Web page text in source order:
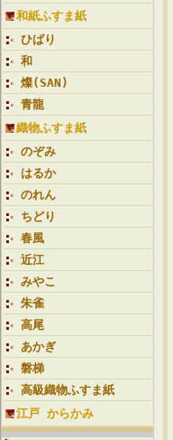
和紙ふすま紙
ひばり
和
燦(SAN)
青龍
織物ふすま紙
のぞみ
はるか
のれん
ちどり
春風
近江
みやこ
朱雀
高尾
あかぎ
磐梯
高級織物ふすま紙
江戸 からかみ